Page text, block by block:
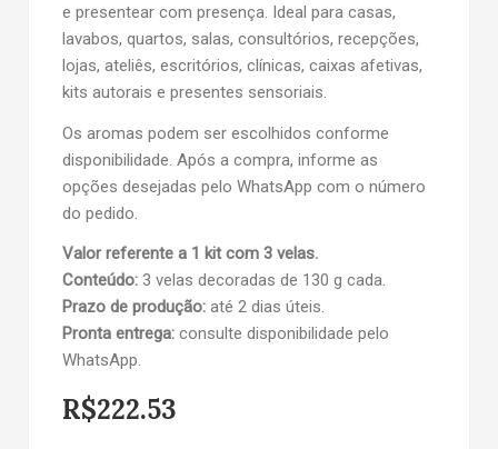
e presentear com presença. Ideal para casas,
lavabos, quartos, salas, consultórios, recepções,
lojas, ateliês, escritórios, clínicas, caixas afetivas,
kits autorais e presentes sensoriais.
Os aromas podem ser escolhidos conforme
disponibilidade. Após a compra, informe as
opções desejadas pelo WhatsApp com o número
do pedido.
Valor referente a 1 kit com 3 velas.
Conteúdo: 3 velas decoradas de 130 g cada.
Prazo de produção: até 2 dias úteis.
Pronta entrega: consulte disponibilidade pelo
WhatsApp.
R$222.53